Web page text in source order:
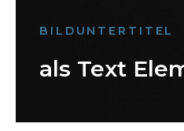
BILDUNTERTITEL
als Text